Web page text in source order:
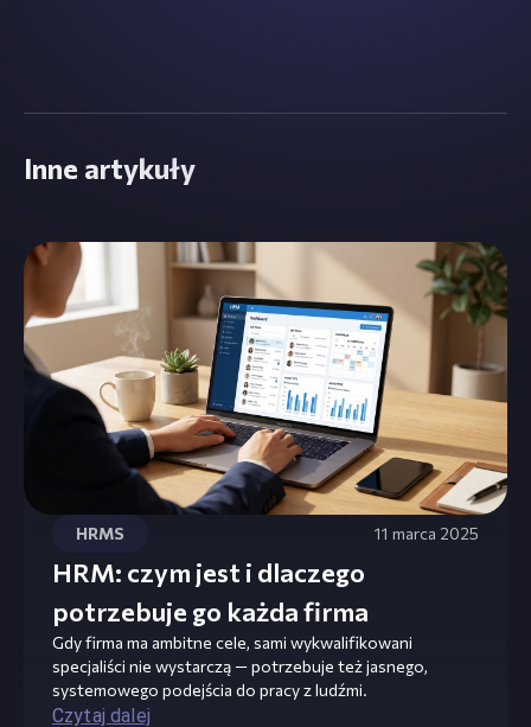
Inne artykuły
HRMS 11 marca 2025
HRM: czym jest i dlaczego
potrzebuje go każda firma
Gdy firma ma ambitne cele, sami wykwalifikowani
specjaliści nie wystarczą — potrzebuje też jasnego,
systemowego podejścia do pracy z ludźmi.
Czytaj dalej